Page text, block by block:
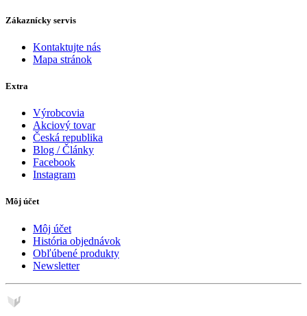
Zákaznícky servis
Kontaktujte nás
Mapa stránok
Extra
Výrobcovia
Akciový tovar
Česká republika
Blog / Články
Facebook
Instagram
Môj účet
Môj účet
História objednávok
Obľúbené produkty
Newsletter